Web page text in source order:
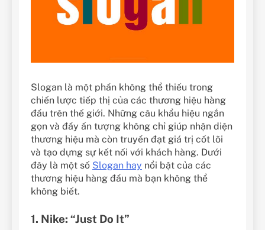
Slogan là một phần không thể thiếu trong
chiến lược tiếp thị của các thương hiệu hàng
đầu trên thế giới. Những câu khẩu hiệu ngắn
gọn và đầy ấn tượng không chỉ giúp nhận diện
thương hiệu mà còn truyền đạt giá trị cốt lõi
và tạo dựng sự kết nối với khách hàng. Dưới
đây là một số Slogan hay nổi bật của các
thương hiệu hàng đầu mà bạn không thể
không biết.
1. Nike: “Just Do It”